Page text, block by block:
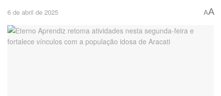
6 de abril de 2025 AA